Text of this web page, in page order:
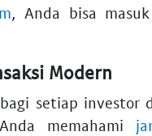
, Anda bisa
Modern
setiap investor
memahami